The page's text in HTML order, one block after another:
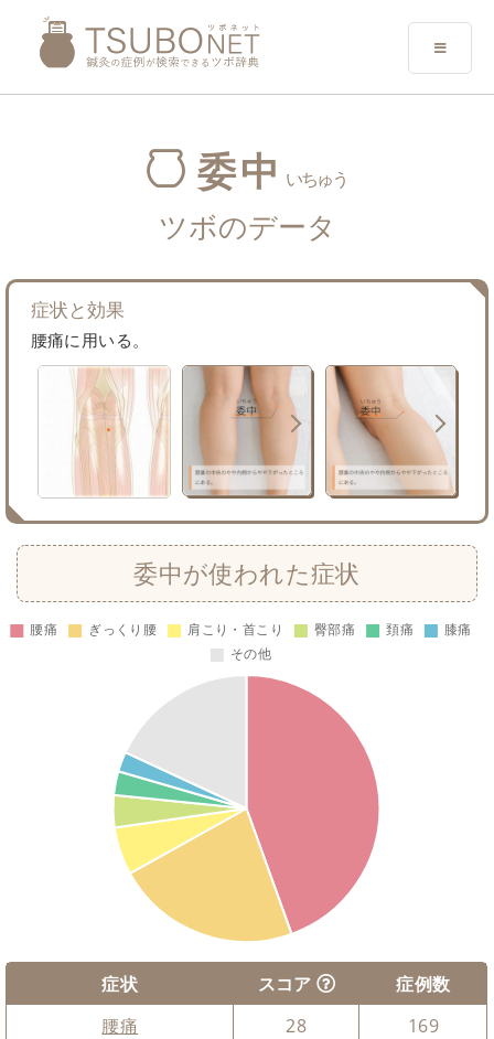
委中 いちゅう
ツボのデータ
症状と効果
腰痛に用いる。
委中が使われた症状
症状 スコア
症例数
腰痛
28
169